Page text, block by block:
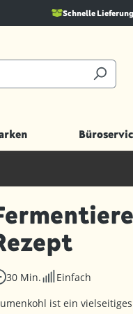
Schnelle
30 Min.
Einfach
ist ein